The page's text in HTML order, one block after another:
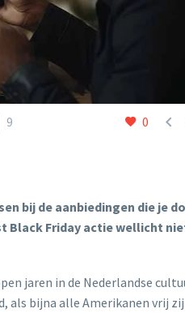
0 
9
bij de aanbiedingen die je
Black Friday actie wellicht
jaren in de Nederlandse
als bijna alle Amerikanen vrij